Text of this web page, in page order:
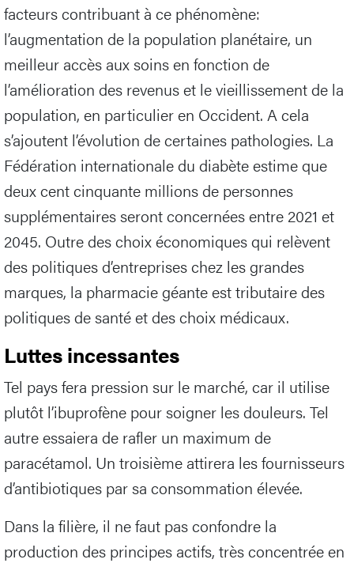
facteurs contribuant à ce phénomène:
l’augmentation de la population planétaire, un
meilleur accès aux soins en fonction de
l’amélioration des revenus et le vieillissement de la
population, en particulier en Occident. A cela
s’ajoutent l’évolution de certaines pathologies. La
Fédération internationale du diabète estime que
deux cent cinquante millions de personnes
supplémentaires seront concernées entre 2021 et
2045. Outre des choix économiques qui relèvent
des politiques d’entreprises chez les grandes
marques, la pharmacie géante est tributaire des
politiques de santé et des choix médicaux.
Luttes incessantes
Tel pays fera pression sur le marché, car il utilise
plutôt l’ibuprofène pour soigner les douleurs. Tel
autre essaiera de rafler un maximum de
paracétamol. Un troisième attirera les fournisseurs
d’antibiotiques par sa consommation élevée.
Dans la filière, il ne faut pas confondre la
production des principes actifs, très concentrée en